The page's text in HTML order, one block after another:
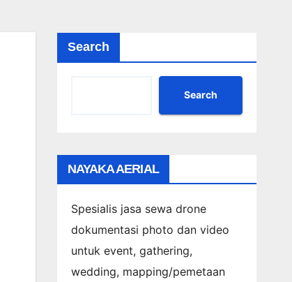
Search
Search
NAYAKA AERIAL
Spesialis jasa sewa drone
dokumentasi photo dan video
untuk event, gathering,
wedding, mapping/pemetaan